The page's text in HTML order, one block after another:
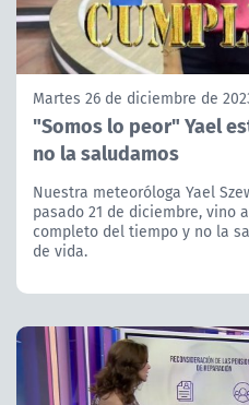
Martes 26 de diciembre de
"Somos lo peor" Yael
no la saludamos
Nuestra meteoróloga Yael
pasado 21 de diciembre, vino
completo del tiempo y no la
de vida.